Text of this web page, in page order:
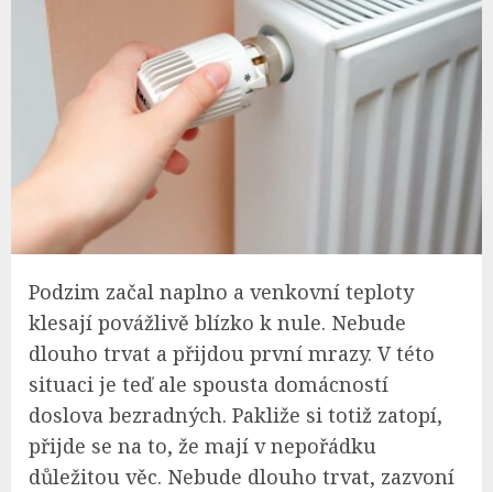
Podzim začal naplno a venkovní teploty
klesají povážlivě blízko k nule. Nebude
dlouho trvat a přijdou první mrazy. V této
situaci je teď ale spousta domácností
doslova bezradných. Pakliže si totiž zatopí,
přijde se na to, že mají v nepořádku
důležitou věc. Nebude dlouho trvat, zazvoní